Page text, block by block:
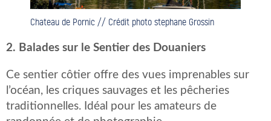
Chateau de Pornic // Crédit photo stephane Grossin
2. Balades sur le Sentier des Douaniers
Ce sentier côtier offre des vues imprenables sur
l’océan, les criques sauvages et les pêcheries
traditionnelles. Idéal pour les amateurs de